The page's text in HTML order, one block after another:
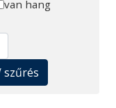
van hang
szűrés